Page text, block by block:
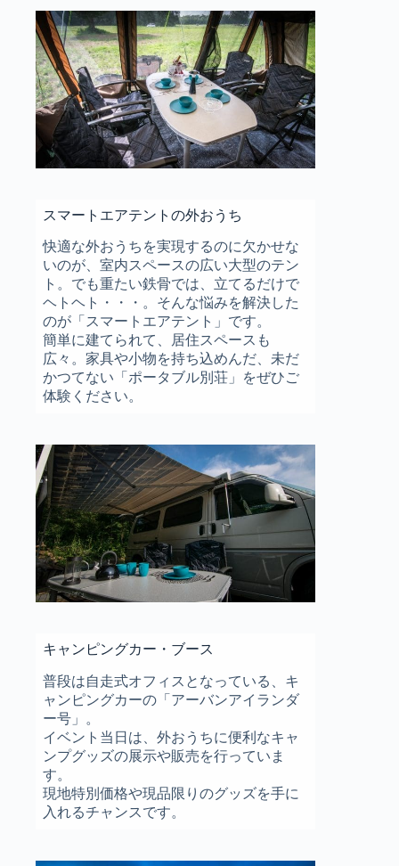
スマートエアテントの外おうち
快適な外おうちを実現するのに欠かせな
いのが、室内スペースの広い大型のテン
ト。でも重たい鉄骨では、立てるだけで
ヘトヘト・・・。そんな悩みを解決した
のが「スマートエアテント」です。
簡単に建てられて、居住スペースも
広々。家具や小物を持ち込めんだ、未だ
かつてない「ポータブル別荘」をぜひご
体験ください。
キャンピングカー・ブース
普段は自走式オフィスとなっている、キ
ャンピングカーの「アーバンアイランダ
ー号」。
イベント当日は、外おうちに便利なキャ
ンプグッズの展示や販売を行っていま
す。
現地特別価格や現品限りのグッズを手に
入れるチャンスです。